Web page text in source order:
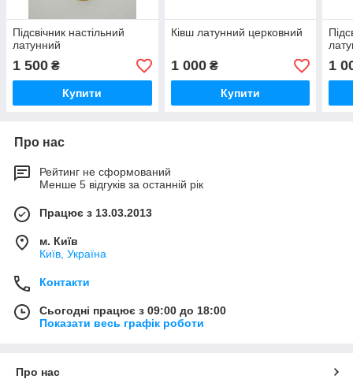
Підсвічник настільний
латунний
1 500 ₴
Купити
Ківш латунний церковний
1 000₴
Купити
1
Про нас
Рейтинг не сформований
Менше 5 відгуків за останній рік
Працює з 13.03.2013
м. Київ
Київ, Україна
Контакти
Сьогодні працює з 09:00 до 18:00
Показати весь графік роботи
Про нас